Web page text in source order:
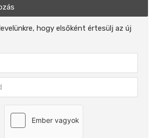
hogy elsőként értesülj az új